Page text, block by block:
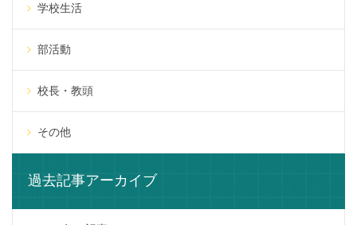
学校生活
部活動
校長・教頭
その他
過去記事アーカイブ